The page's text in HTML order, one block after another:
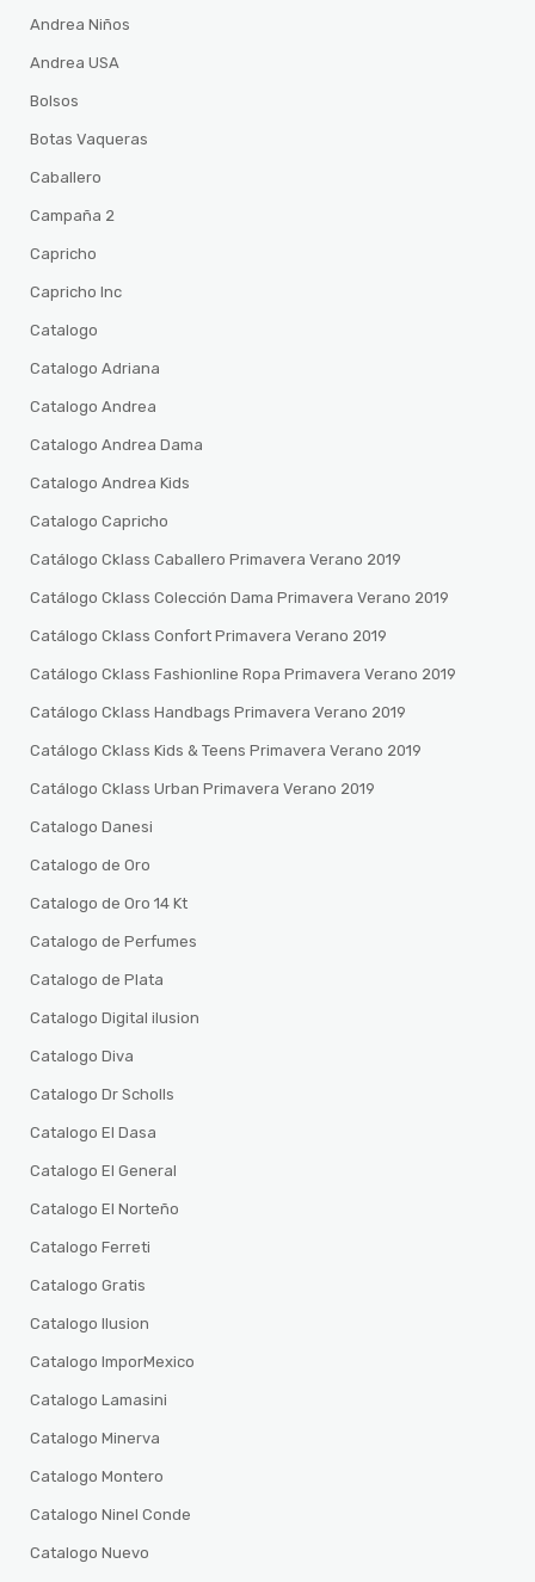
Andrea Niños
Andrea USA
Bolsos
Botas Vaqueras
Caballero
Campaña 2
Capricho
Capricho Inc
Catalogo
Catalogo Adriana
Catalogo Andrea
Catalogo Andrea Dama
Catalogo Andrea Kids
Catalogo Capricho
Catálogo Cklass Caballero Primavera Verano 2019
Catálogo Cklass Colección Dama Primavera Verano 2019
Catálogo Cklass Confort Primavera Verano 2019
Catálogo Cklass Fashionline Ropa Primavera Verano 2019
Catálogo Cklass Handbags Primavera Verano 2019
Catálogo Cklass Kids & Teens Primavera Verano 2019
Catálogo Cklass Urban Primavera Verano 2019
Catalogo Danesi
Catalogo de Oro
Catalogo de Oro 14 Kt
Catalogo de Perfumes
Catalogo de Plata
Catalogo Digital ilusion
Catalogo Diva
Catalogo Dr Scholls
Catalogo El Dasa
Catalogo El General
Catalogo El Norteño
Catalogo Ferreti
Catalogo Gratis
Catalogo Ilusion
Catalogo ImporMexico
Catalogo Lamasini
Catalogo Minerva
Catalogo Montero
Catalogo Ninel Conde
Catalogo Nuevo